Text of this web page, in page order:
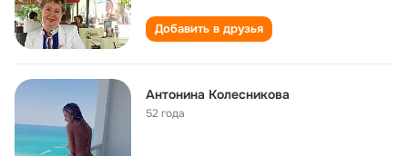
Добавить в друзья
Антонина Колесникова
52 года